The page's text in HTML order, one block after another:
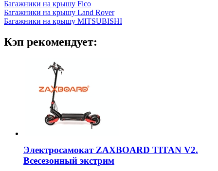
Багажники на крышу Fico
Багажники на крышу Land Rover
Багажники на крышу MITSUBISHI
Кэп рекомендует:
Электросамокат ZAXBOARD TITAN V2.
Всесезонный экстрим